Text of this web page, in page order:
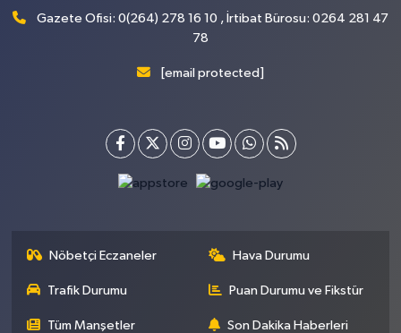
Gazete Ofisi: 0(264) 278 16 10 , İrtibat Bürosu: 0264 281 47
78
[email protected]
Nöbetçi Eczaneler Hava Durumu
Trafik Durumu Puan Durumu ve Fikstür
Tüm Manşetler Son Dakika Haberleri